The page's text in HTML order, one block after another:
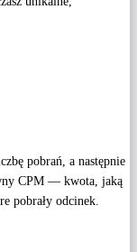
pobrań, a następnie
CPM — kwota, jaką
pobrały odcinek.